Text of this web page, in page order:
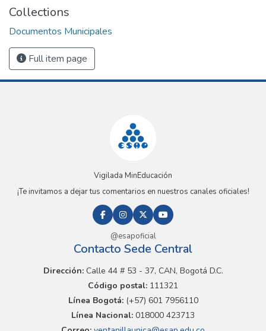
Collections
Documentos Municipales
Full item page
Vigilada MinEducación
¡Te invitamos a dejar tus comentarios en nuestros canales oficiales!
@esapoficial
Contacto Sede Central
Dirección:Calle 44 # 53 - 37, CAN, Bogotá D.C.
Código postal: 111321
Línea Bogotá:(+57) 601 7956110
Línea Nacional: 018000 423713